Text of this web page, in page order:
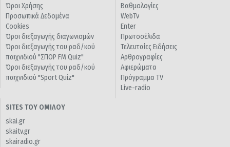
Όροι Χρήσης
Προσωπικά Δεδομένα
Cookies
Όροι διεξαγωγής διαγωνισμών
Όροι διεξαγωγής του ραδ/κού
παιχνιδιού "ΣΠΟΡ FM Quiz"
Όροι διεξαγωγής του ραδ/κού
παιχνιδιού "Sport Quiz"
Βαθμολογίες
WebTv
Enter
Πρωτοσέλιδα
Τελευταίες Ειδήσεις
Αρθρογραφίες
Αφιερώματα
Πρόγραμμα TV
Live-radio
SITES ΤΟΥ ΟΜΙΛΟΥ
skai.gr
skaitv.gr
skairadio.gr